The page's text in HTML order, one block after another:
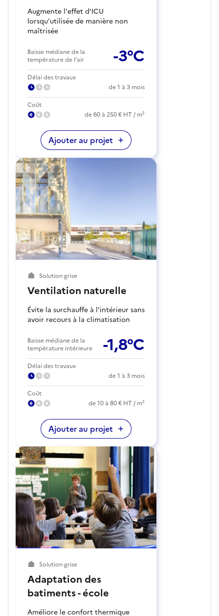
Augmente l'effet d'ICU
lorsqu'utilisée de manière non
maîtrisée
Baisse médiane de la
température de l’air
-3°C
Délai des travaux
de 1 à 3 mois
Coût
de 60 à 250 € HT / m²
Ajouter au projet
Solution grise
Ventilation naturelle
Évite la surchauffe à l'intérieur sans
avoir recours à la climatisation
Baisse médiane de la
température intérieure
-1,8°C
Délai des travaux
de 1 à 3 mois
Coût
de 10 à 80 € HT / m²
Ajouter au projet
Solution grise
Adaptation des
batiments - école
Améliore le confort thermique